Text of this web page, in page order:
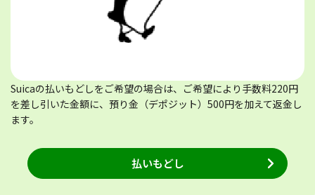
Suicaの払いもどしをご希望の場合は、ご希望により手数料220円
を差し引いた金額に、預り金（デポジット）500円を加えて返金し
ます。
払いもどし